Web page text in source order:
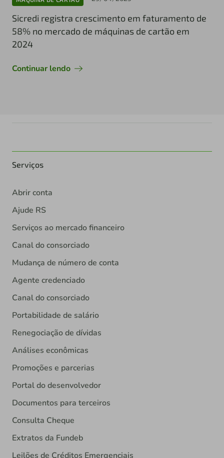
Sicredi registra crescimento em faturamento de
58% no mercado de máquinas de cartão em
2024
Continuar lendo
Serviços
Abrir conta
Ajude RS
Serviços ao mercado financeiro
Canal do consorciado
Mudança de número de conta
Agente credenciado
Canal do consorciado
Portabilidade de salário
Renegociação de dívidas
Análises econômicas
Promoções e parcerias
Portal do desenvolvedor
Documentos para terceiros
Consulta Cheque
Extratos da Fundeb
Leilões de Créditos Emergenciais